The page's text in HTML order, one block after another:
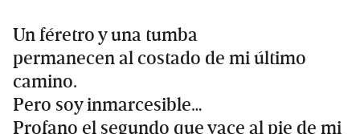
Un féretro y una tumba
permanecen al costado de mi último
camino.
Pero soy inmarcesible…
Profano el segundo que yace al pie de mi